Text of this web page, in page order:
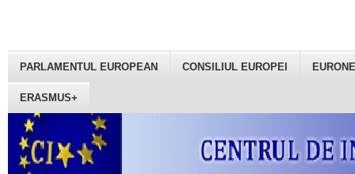
PARLAMENTUL EUROPEAN CONSILIUL EUROPEI
ERASMUS+